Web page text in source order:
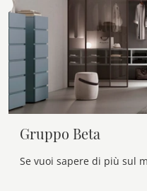
Gruppo Beta